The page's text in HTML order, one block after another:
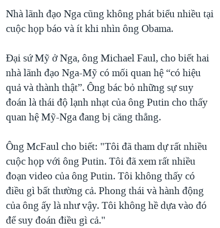
Nhà lãnh đạo Nga cũng không phát biểu nhiều tại
cuộc họp báo và ít khi nhìn ông Obama.
Đại sứ Mỹ ở Nga, ông Michael Faul, cho biết hai
nhà lãnh đạo Nga-Mỹ có mối quan hệ “có hiệu
quả và thành thật”. Ông bác bỏ những sự suy
đoán là thái độ lạnh nhạt của ông Putin cho thấy
quan hệ Mỹ-Nga đang bị căng thẳng.
Ông McFaul cho biết: "Tôi đã tham dự rất nhiều
cuộc họp với ông Putin. Tôi đã xem rất nhiều
đoạn video của ông Putin. Tôi không thấy có
điều gì bất thường cả. Phong thái và hành động
của ông ấy là như vậy. Tôi không hề dựa vào đó
để suy đoán điều gì cả."